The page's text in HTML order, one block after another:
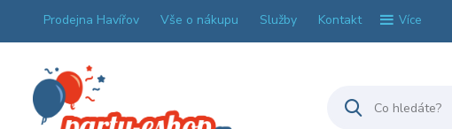
Prodejna Havířov Vše o nákupu Služby Kontakt Více